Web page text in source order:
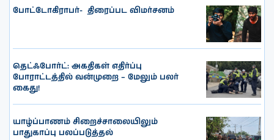
போட்டோகிராபர்- ‌ திரைப்பட விமர்சனம்
தெட்ஃபோர்ட்: அகதிகள் எதிர்ப்பு
போராட்டத்தில் வன்முறை – மேலும் பலர்
கைது!
யாழ்ப்பாணம் சிறைச்சாலையிலும்
பாதுகாப்பு பலப்படுத்தல்